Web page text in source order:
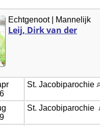
Echtgenoot | Mannelijk
Leij, Dirk van der
St. Jacobiparochie
St. Jacobiparochie